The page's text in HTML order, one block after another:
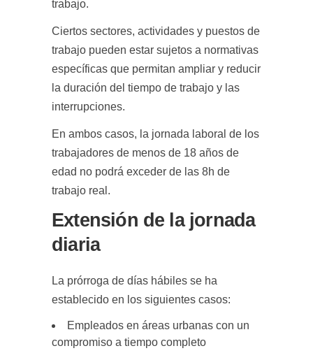
trabajo.
Ciertos sectores, actividades y puestos de
trabajo pueden estar sujetos a normativas
específicas que permitan ampliar y reducir
la duración del tiempo de trabajo y las
interrupciones.
En ambos casos, la jornada laboral de los
trabajadores de menos de 18 años de
edad no podrá exceder de las 8h de
trabajo real.
Extensión de la jornada
diaria
La prórroga de días hábiles se ha
establecido en los siguientes casos:
Empleados en áreas urbanas con un
compromiso a tiempo completo